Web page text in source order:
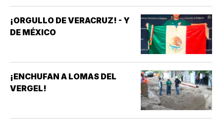
¡ORGULLO DE VERACRUZ! - Y
DE MÉXICO
¡ENCHUFAN A LOMAS DEL
VERGEL!